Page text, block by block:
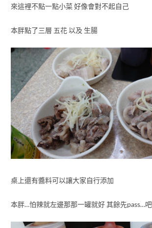
來這裡不點一點小菜 好像會對不起自己
本胖點了三層 五花 以及 生腸
桌上還有醬料可以讓大家自行添加
本胖…怕辣就左邊那那一罐就好 其餘先pass…吧